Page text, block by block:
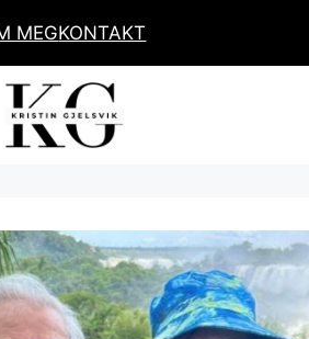
MEGKONTAKT